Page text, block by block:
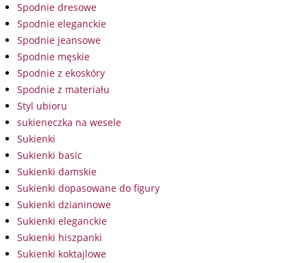
Spodnie dresowe
Spodnie eleganckie
Spodnie jeansowe
Spodnie męskie
Spodnie z ekoskóry
Spodnie z materiału
Styl ubioru
sukieneczka na wesele
Sukienki
Sukienki basic
Sukienki damskie
Sukienki dopasowane do figury
Sukienki dzianinowe
Sukienki eleganckie
Sukienki hiszpanki
Sukienki koktajlowe